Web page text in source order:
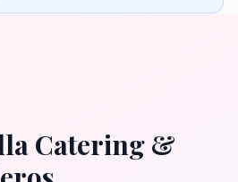
Catering &